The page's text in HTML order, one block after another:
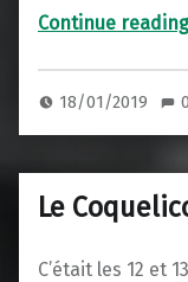
Continue reading
18/01/2019 0
Le
C’était les 12 et